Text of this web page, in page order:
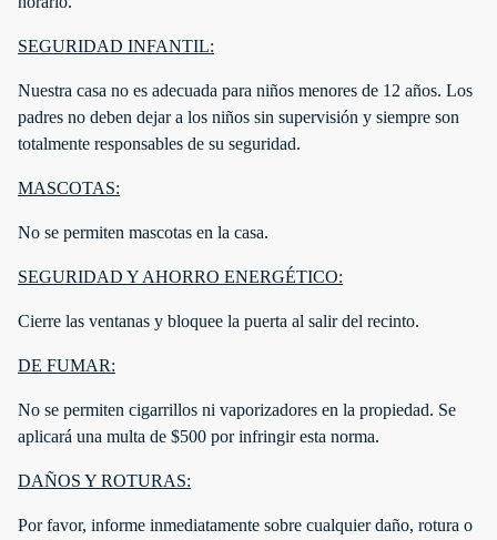
SEGURIDAD INFANTIL:
Nuestra casa no es adecuada para niños menores de 12 años. Los
padres no deben dejar a los niños sin supervisión y siempre son
totalmente responsables de su seguridad.
MASCOTAS:
No se permiten mascotas en la casa.
SEGURIDAD Y AHORRO ENERGÉTICO:
Cierre las ventanas y bloquee la puerta al salir del recinto.
DE FUMAR:
No se permiten cigarrillos ni vaporizadores en la propiedad. Se
aplicará una multa de $500 por infringir esta norma.
DAÑOS Y ROTURAS:
Por favor, informe inmediatamente sobre cualquier daño, rotura o